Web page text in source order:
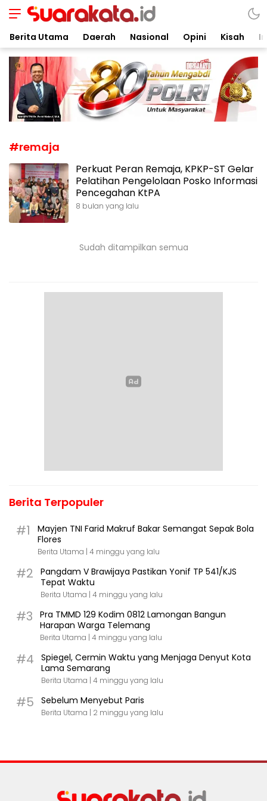
Suarakata.id
Kata Bicara Suara Bergerak
Berita Utama Daerah Nasional Opini Kisah
#remaja
Perkuat Peran Remaja, KPKP-ST Gelar
Pelatihan Pengelolaan Posko Informasi
Pencegahan KtPA
8 bulan yang lalu
Sudah ditampilkan semua
Berita Terpopuler
#1
Mayjen TNI Farid Makruf Bakar Semangat Sepak Bola
Flores
Berita Utama | 4 minggu yang lalu
#2
Pangdam V Brawijaya Pastikan Yonif TP 541/KJS
Tepat Waktu
Berita Utama | 4 minggu yang lalu
#3
Pra TMMD 129 Kodim 0812 Lamongan Bangun
Harapan Warga Telemang
Berita Utama | 4 minggu yang lalu
#4
Spiegel, Cermin Waktu yang Menjaga Denyut Kota
Lama Semarang
Berita Utama | 4 minggu yang lalu
#5 Sebelum Menyebut Paris
Berita Utama | 2 minggu yang lalu